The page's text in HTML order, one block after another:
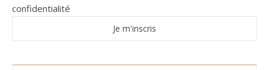
confidentialité